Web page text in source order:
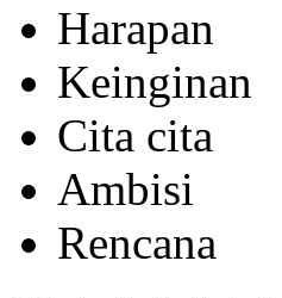
Harapan
Keinginan
Cita cita
Ambisi
Rencana